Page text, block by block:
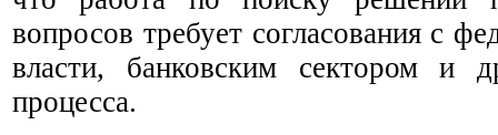
вопросов требует согласования с
власти, банковским сектором и
процесса.